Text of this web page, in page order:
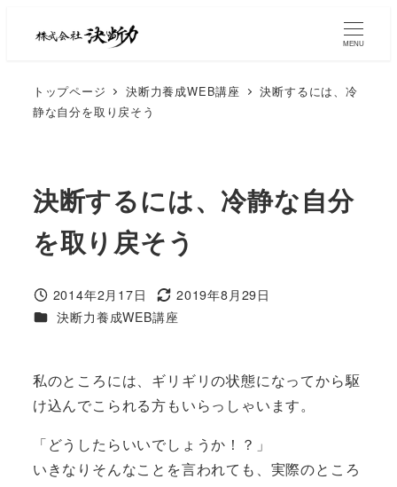
MENU
トップページ 決断力養成WEB講座
決断するには、冷
静な自分を取り戻そう
決断するには、冷静な自分
を取り戻そう
2014年2月17日
2019年8月29日
決断力養成WEB講座
私のところには、ギリギリの状態になってから駆
け込んでこられる方もいらっしゃいます。
「どうしたらいいでしょうか！？」
いきなりそんなことを言われても、実際のところ